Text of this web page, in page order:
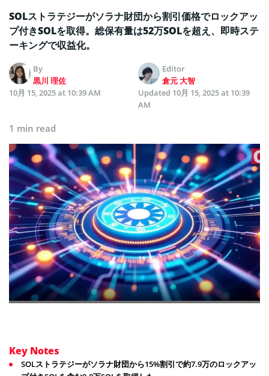
SOLストラテジーがソラナ財団から割引価格でロックアッ
プ付きSOLを取得。総保有量は52万SOLを超え、即時ステ
ーキングで収益化。
By
黒川 理佐
Editor
倉元 大智
10月 15, 2025 at 10:39 AM
Updated 10月 15, 2025 at 10:39
AM
1 min read
Key Notes
SOLストラテジーがソラナ財団から15%割引で約7.9万のロックアッ